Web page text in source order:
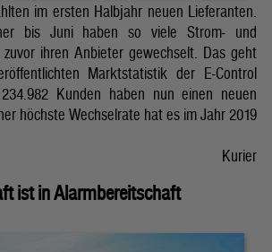
im ersten Halbjahr neuen Lieferanten.
bis Juni haben so viele Strom- und
ihren Anbieter gewechselt. Das geht
Marktstatistik der E-Control
Kunden haben nun einen neuen
höchste Wechselrate hat es im Jahr 2019
Kurier
ist in Alarmbereitschaft